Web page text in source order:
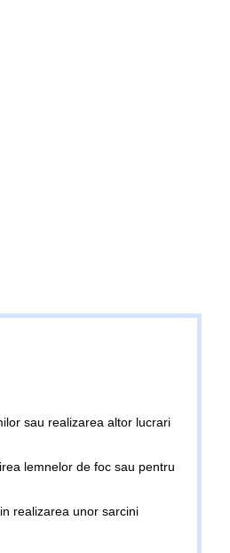
sau realizarea altor lucrari
lemnelor de foc sau pentru
realizarea unor sarcini